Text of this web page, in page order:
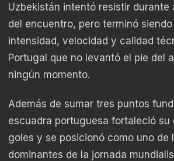
Uzbekistán intentó resistir durante
del encuentro, pero terminó
intensidad, velocidad y calidad
Portugal que no levantó el pie del
ningún momento.
Además de sumar tres puntos
escuadra portuguesa fortaleció su
goles y se posicionó como uno de
dominantes de la jornada